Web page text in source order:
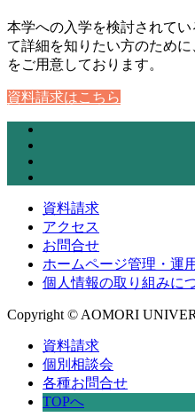
本学への入学を検討されて
て詳細を知りたい方のために
をご用意しております。
資料請求はこちら
資料請求
アクセス
お問合せ
ホームページ管理・運
個人情報の取り組みに
Copyright © AOMORI
資料請求
個別相談会
各種お問合せ
TOPへ